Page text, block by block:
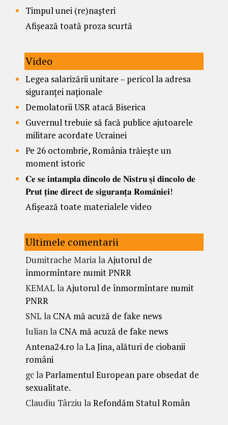
Timpul unei (re)nașteri
Afișează toată proza scurtă
Video
Legea salarizării unitare – pericol la adresa
siguranței naționale
Demolatorii USR atacă Biserica
Guvernul trebuie să facă publice ajutoarele
militare acordate Ucrainei
Pe 26 octombrie, România trăiește un
moment istoric
𝐂𝐞 𝐬𝐞 𝐢𝐧𝐭𝐚𝐦𝐩𝐥𝐚 𝐝𝐢𝐧𝐜𝐨𝐥𝐨 𝐝𝐞 𝐍𝐢𝐬𝐭𝐫𝐮 𝐬̦𝐢 𝐝𝐢𝐧𝐜𝐨𝐥𝐨 𝐝𝐞
𝐏𝐫𝐮𝐭 𝐭̦𝐢𝐧𝐞 𝐝𝐢𝐫𝐞𝐜𝐭 𝐝𝐞 𝐬𝐢𝐠𝐮𝐫𝐚𝐧𝐭̦𝐚 𝐑𝐨𝐦𝐚̂𝐧𝐢𝐞𝐢!
Afișează toate materialele video
Ultimele comentarii
Dumitrache MarialaAjutorul de
înmormîntare numit PNRR
KEMAL laAjutorul de înmormîntare numit
PNRR
SNL la CNA mă acuză de fake news
Iulianla CNA mă acuză de fake news
Antena24.ro laLa Jina, alături de ciobanii
români
gclaParlamentul European pare obsedat de
sexualitate.
Claudiu Târziu laRefondăm Statul Român